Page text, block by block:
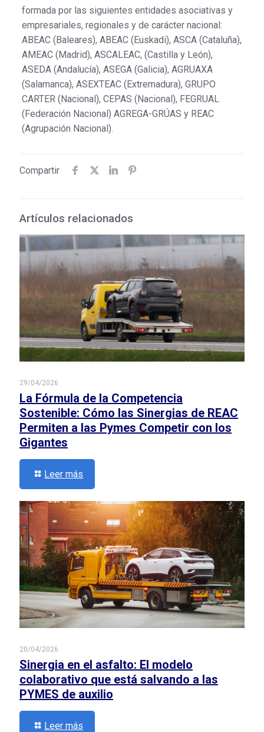
formada por las siguientes entidades asociativas y
empresariales, regionales y de carácter nacional:
ABEAC (Baleares), ABEAC (Euskadi), ASCA (Cataluña),
AMEAC (Madrid), ASCALEAC, (Castilla y León),
ASEDA (Andalucía), ASEGA (Galicia), AGRUAXA
(Salamanca), ASEXTEAC (Extremadura), GRUPO
CARTER (Nacional), CEPAS (Nacional), FEGRUAL
(Federación Nacional) AGREGA-GRÚAS y REAC
(Agrupación Nacional).
Compartir
Artículos relacionados
29/04/2026
La Fórmula de la Competencia
Sostenible: Cómo las Sinergias de REAC
Permiten a las Pymes Competir con los
Gigantes
Leer más
20/04/2026
Sinergia en el asfalto: El modelo
colaborativo que está salvando a las
PYMES de auxilio
Leer más